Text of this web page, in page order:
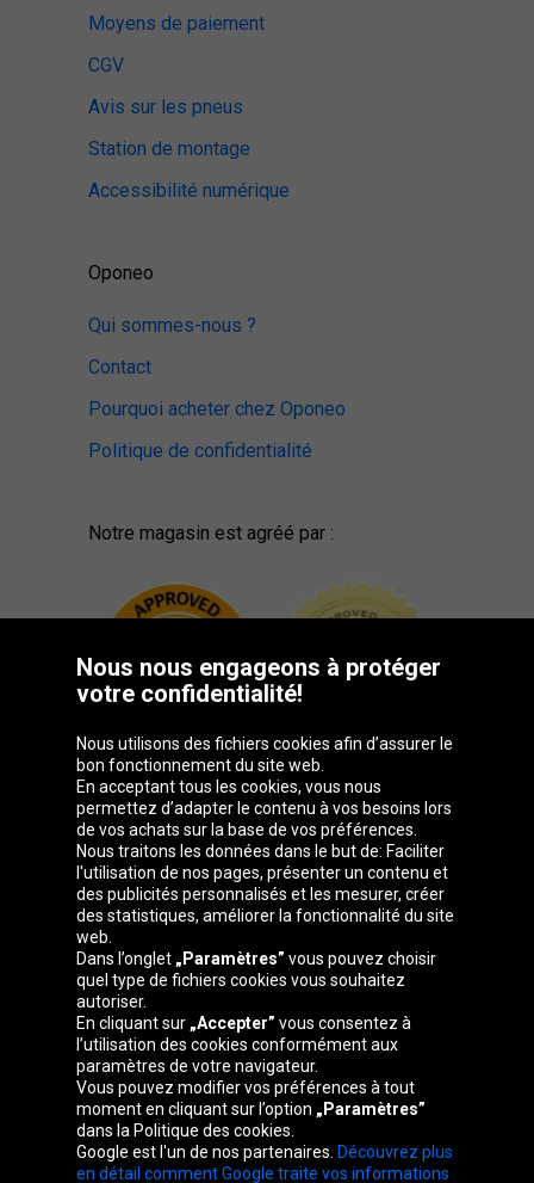
Moyens de paiement
CGV
Avis sur les pneus
Station de montage
Accessibilité numérique
Oponeo
Qui sommes-nous ?
Contact
Pourquoi acheter chez Oponeo
Politique de confidentialité
Notre magasin est agréé par :
Groupe Oponeo
Česká
republika
Deutschland Éire España
France Italia Magyarország Nederland
Österreich Polska
Slovenská
republika
United
Kingdom
Nous nous engageons à protéger
votre confidentialité!
Nous utilisons des fichiers cookies afin d’assurer le
bon fonctionnement du site web.
En acceptant tous les cookies, vous nous
permettez d’adapter le contenu à vos besoins lors
de vos achats sur la base de vos préférences.
Nous traitons les données dans le but de: Faciliter
l'utilisation de nos pages, présenter un contenu et
des publicités personnalisés et les mesurer, créer
des statistiques, améliorer la fonctionnalité du site
web.
Dans l’onglet „Paramètres” vous pouvez choisir
quel type de fichiers cookies vous souhaitez
autoriser.
En cliquant sur „Accepter” vous consentez à
l’utilisation des cookies conformément aux
paramètres de votre navigateur.
Vous pouvez modifier vos préférences à tout
moment en cliquant sur l’option „Paramètres”
dans la Politique des cookies.
Google est l'un de nos partenaires. Découvrez plus
en détail comment Google traite vos informations